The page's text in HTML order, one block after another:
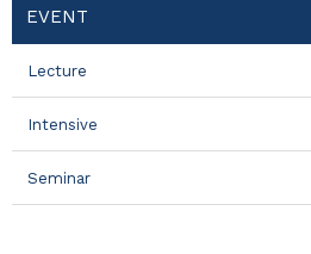
EVENT
Lecture
Intensive
Seminar